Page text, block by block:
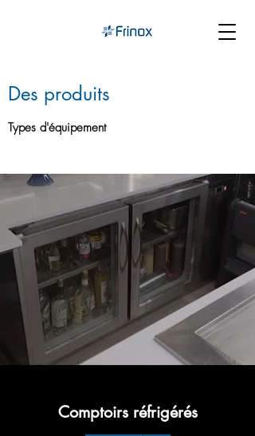
Des produits
Types d'équipement
Comptoirs réfrigérés